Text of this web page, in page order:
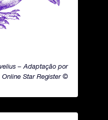
– Adaptação por
Online Star Register ©